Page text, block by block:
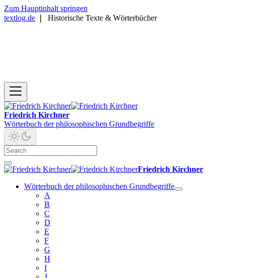
Zum Hauptinhalt springen
textlog.de
Historische Texte & Wörterbücher
Friedrich Kirchner
Wörterbuch der philosophischen Grundbegriffe
Friedrich Kirchner
Wörterbuch der philosophischen Grundbegriffe
A
B
C
D
E
F
G
H
I